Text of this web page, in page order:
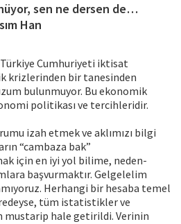
sen ne dersen de…
Han
Cumhuriyeti iktisat
krizlerinden bir tanesinden
bulunmuyor. Bu ekonomik
politikası ve tercihleridir.
izah etmek ve aklımızı bilgi
“cambaza bak”
için en iyi yol bilime, neden-
başvurmaktır. Gelgelelim
Herhangi bir hesaba temel
tüm istatistikler ve
hale getirildi. Verinin